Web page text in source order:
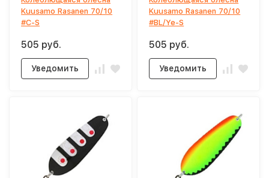
Kuusamo Rasanen 70/10
#C-S
505 руб.
Уведомить
Kuusamo Rasanen 70/10
#BL/Ye-S
505 руб.
Уведомить